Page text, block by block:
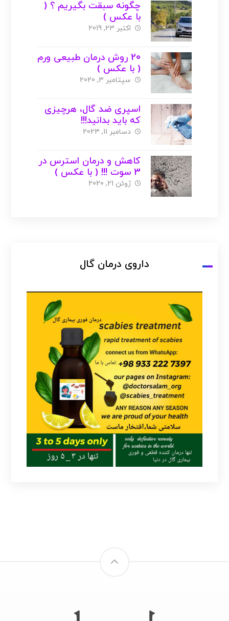
چگونه سبقت بگیریم ؟ (
با عکس )
اکتبر 23, 2019
20 روش درمان طبیعی ورم
( با عکس )
سپتامبر 3, 2020
اسپری ضد گال، هرچیزی
که باید بدانید!!!
دسامبر 11, 2023
کاهش و درمان استرس در
3 سوت !!! ( با عکس )
ژوئن 21, 2020
داروی درمان گال